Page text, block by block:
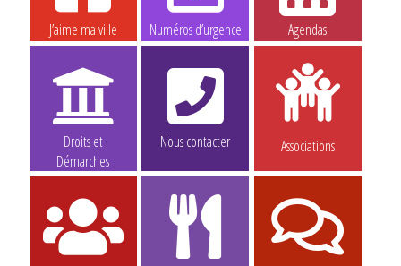
J’aime ma ville Numéros d’urgence Agendas
Droits et
Démarches
Nous contacter Associations